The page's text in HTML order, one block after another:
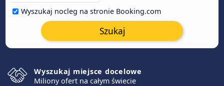
Wyszukaj nocleg na stronie Booking.com
Szukaj
Wyszukaj miejsce docelowe
Miliony ofert na całym świecie